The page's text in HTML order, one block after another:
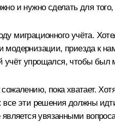
и нужно сделать для
миграционного учёта.
модернизации, приезда к
учёт упрощался, чтобы
сожалению, пока хватает.
эти решения должны
является увязанными